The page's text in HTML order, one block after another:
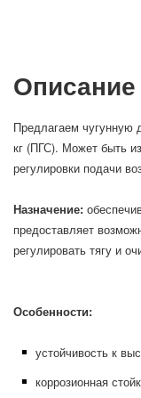
Описание
Предлагаем
кг (ПГС). Может быть
регулировки подачи
Назначение:
предоставляет
регулировать тягу и
Особенности:
устойчивость к
коррозионная